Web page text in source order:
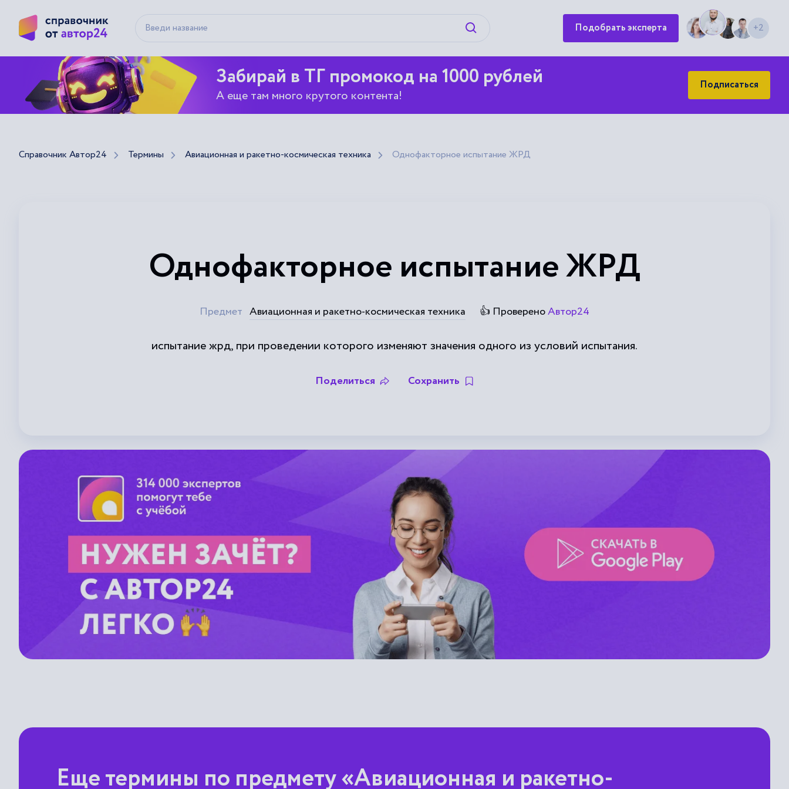
Искать Подобрать эксперта +2
Забирай в ТГ промокод на 1000 рублей
А еще там много крутого контента!
Подписаться
Справочник Автор24 Термины Авиационная и ракетно-космическая техника Однофакторное испытание ЖРД
Однофакторное испытание ЖРД
Предмет Авиационная и ракетно-космическая техника 👍 ПровереноАвтор24
испытание жрд, при проведении которого изменяют значения одного из условий испытания.
Поделиться Сохранить
Еще термины по предмету «Авиационная и ракетно-